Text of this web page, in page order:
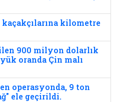
kaçakçılarına kilometre
900 milyon dolarlık
oranda Çin malı
operasyonda, 9 ton
ele geçirildi.